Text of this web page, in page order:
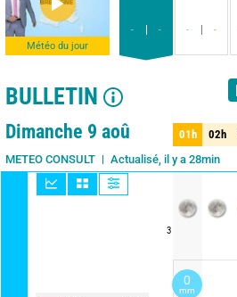
Météo du jour
- - - -
BULLETIN
Live 1 jour 3 jours 15 jours
Dimanche 9 aoû
METEO CONSULT Actualisé, il y a 28min
3
01h 02h
01h 02h
0
mm